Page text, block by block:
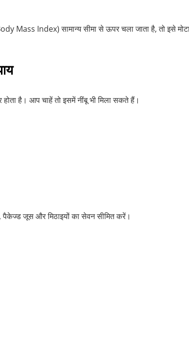
Index) सामान्य सीमा से ऊपर चला जाता है, तो इसे
है। आप चाहें तो इसमें नींबू भी मिला सकते हैं।
पैकेज्ड जूस और मिठाइयों का सेवन सीमित करें।